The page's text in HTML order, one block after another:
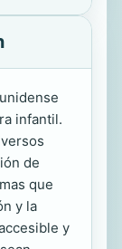
infantil.
de
que
y la
y